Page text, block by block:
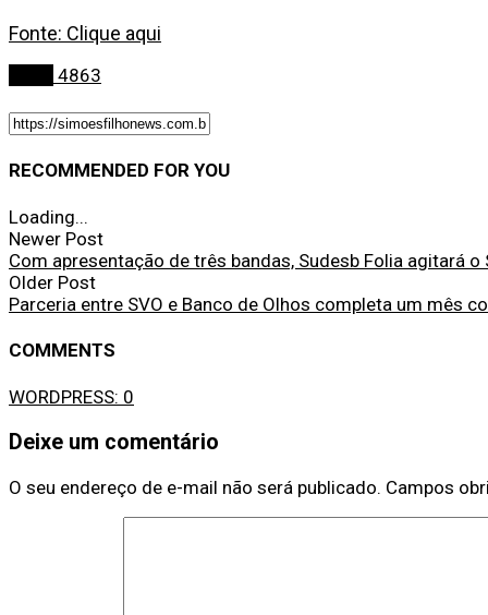
Fonte: Clique aqui
4863
RECOMMENDED FOR YOU
Loading...
Newer Post
Com apresentação de três bandas, Sudesb Folia agitará
Older Post
Parceria entre SVO e Banco de Olhos completa um mês
COMMENTS
WORDPRESS: 0
Deixe um comentário
O seu endereço de e-mail não será publicado. Campos